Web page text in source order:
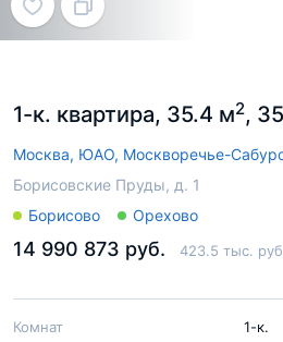
1-к. квартира, 35.4 м2,
Москва, ЮАО, Москворечье-
Борисовские Пруды, д. 1
Борисово
Орехово
14 990 873 руб. 423.5 тыс.
Комнат
1-к.